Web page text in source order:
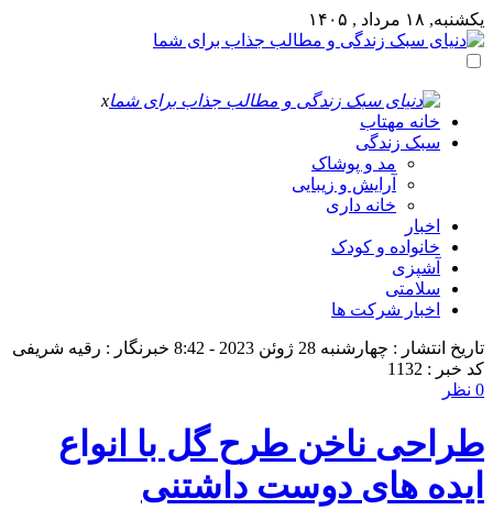
یکشنبه, ۱۸ مرداد , ۱۴۰۵
x
خانه مهتاب
سبک زندگی
مد و پوشاک
آرایش و زیبایی
خانه داری
اخبار
خانواده و کودک
آشپزی
سلامتی
اخبار شرکت ها
تاریخ انتشار : چهارشنبه 28 ژوئن 2023 - 8:42
خبرنگار : رقیه شریفی
کد خبر : 1132
0 نظر
طراحی ناخن طرح گل با انواع
ایده های دوست داشتنی